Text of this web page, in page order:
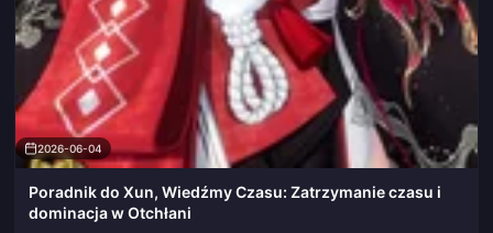
2026-06-04
Poradnik do Xun, Wiedźmy Czasu: Zatrzymanie czasu i
dominacja w Otchłani